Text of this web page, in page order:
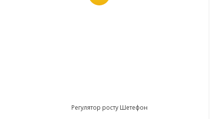
Регулятор росту Шетефон